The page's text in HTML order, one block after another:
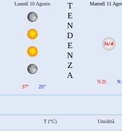
Lunedì 10 Agosto
37° 25°
T
E
N
D
E
N
Z
A
Martedì 11
N.D.
T (°C) Umidità